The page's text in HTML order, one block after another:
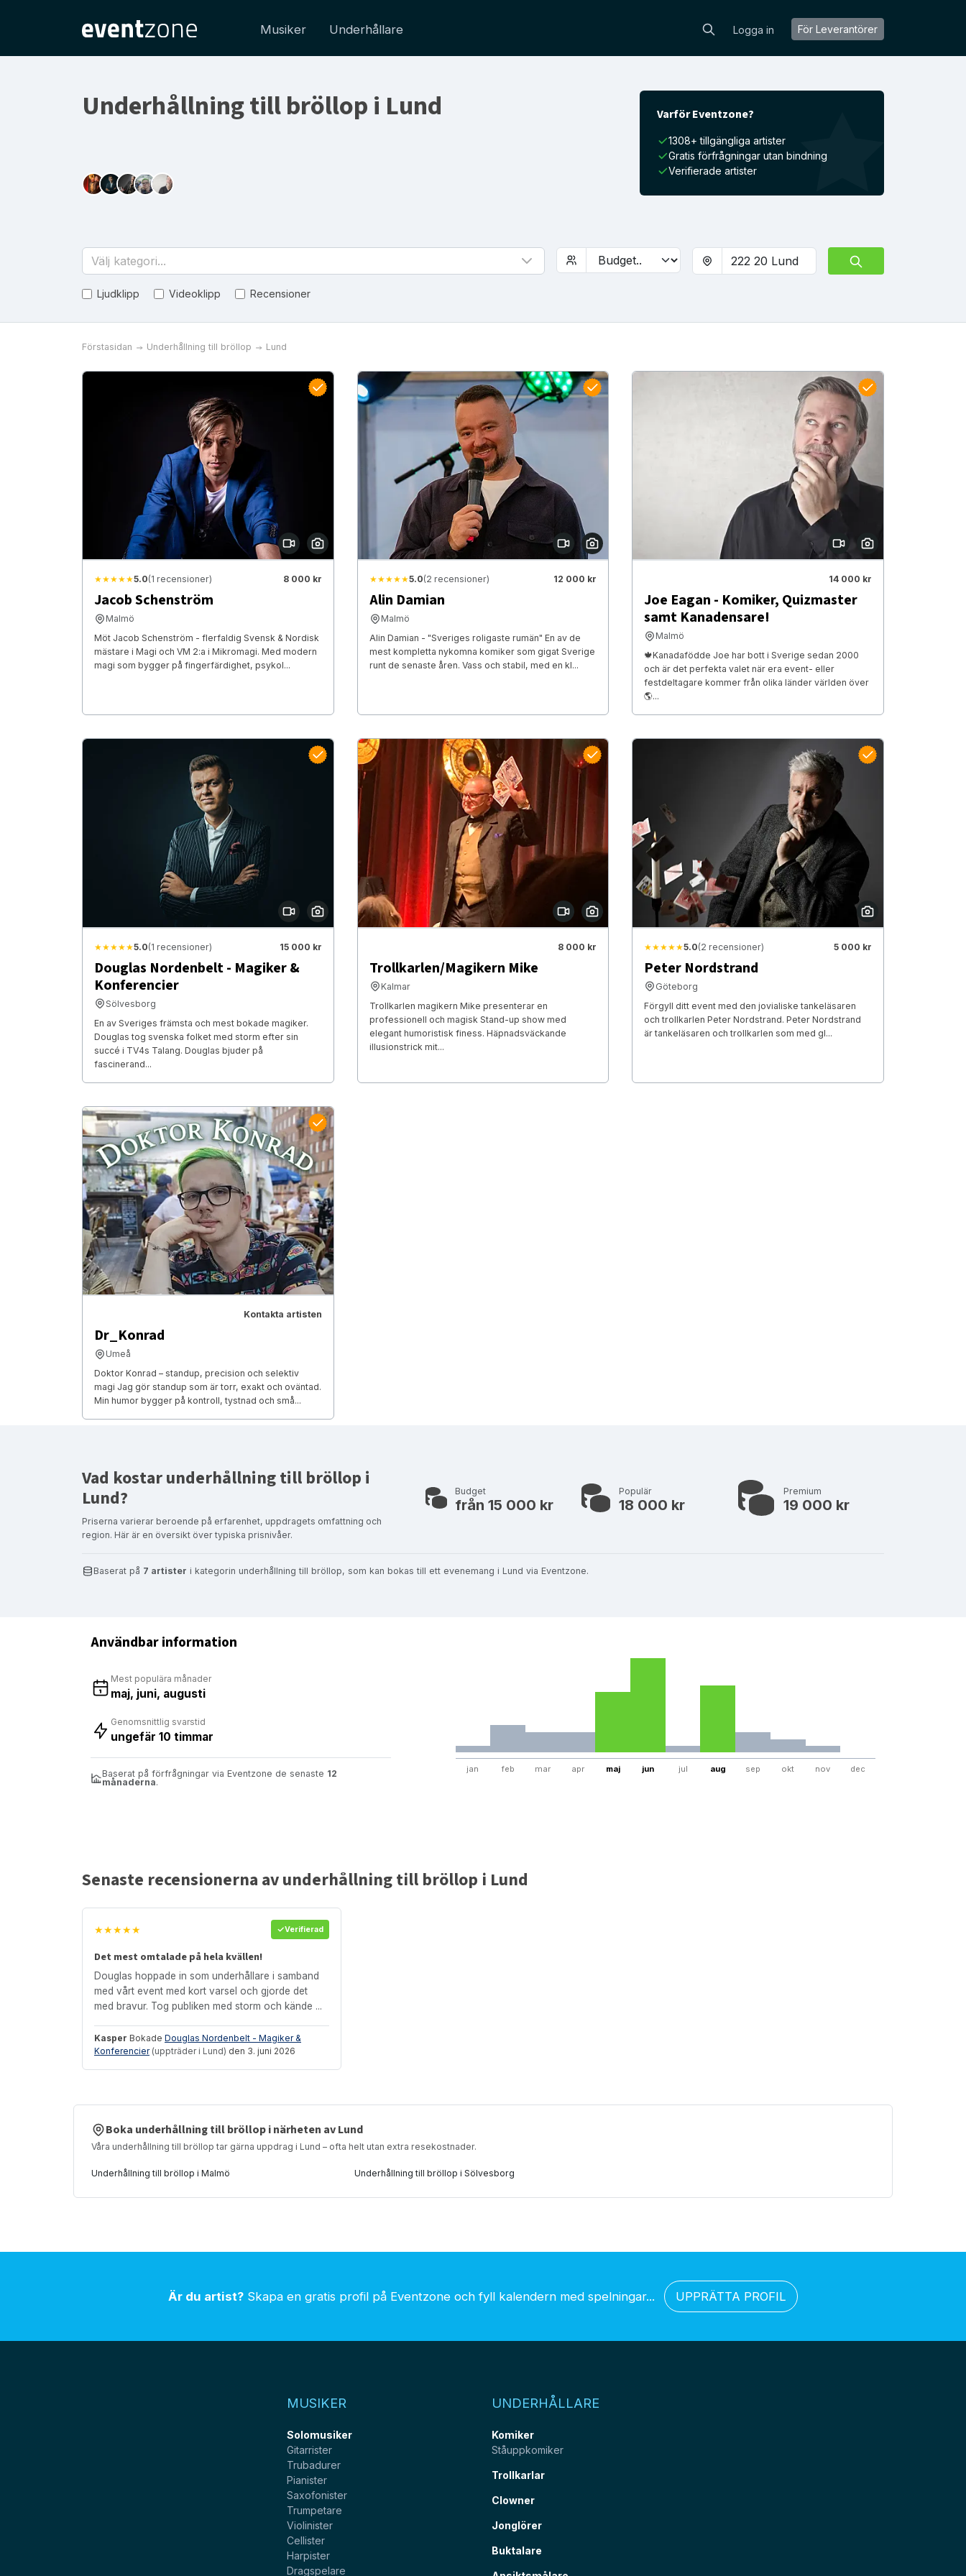
Musiker Underhållare Logga in För Leverantörer
Underhållning till bröllop i Lund Varför Eventzone?
1308+ tillgängliga artister
Gratis förfrågningar utan bindning
Verifierade artister
Välj kategori...
Ljudklipp Videoklipp Recensioner
Förstasidan Underhållning till bröllop Lund
★★★★★5.0(1 recensioner) 8 000 kr
Jacob Schenström
Malmö
Möt Jacob Schenström - flerfaldig Svensk & Nordisk
mästare i Magi och VM 2:a i Mikromagi. Med modern
magi som bygger på fingerfärdighet, psykol...
★★★★★5.0(2 recensioner) 12 000 kr
Alin Damian
Malmö
Alin Damian - "Sveriges roligaste rumän" En av de
mest kompletta nykomna komiker som gigat Sverige
runt de senaste åren. Vass och stabil, med en kl...
14 000 kr
Joe Eagan - Komiker, Quizmaster
samt Kanadensare!
Malmö
🍁Kanadafödde Joe har bott i Sverige sedan 2000
och är det perfekta valet när era event- eller
festdeltagare kommer från olika länder världen över
🌎...
★★★★★5.0(1 recensioner) 15 000 kr
Douglas Nordenbelt - Magiker &
Konferencier
Sölvesborg
En av Sveriges främsta och mest bokade magiker.
Douglas tog svenska folket med storm efter sin
succé i TV4s Talang. Douglas bjuder på
fascinerand...
8 000 kr
Trollkarlen/Magikern Mike
Kalmar
Trollkarlen magikern Mike presenterar en
professionell och magisk Stand-up show med
elegant humoristisk finess. Häpnadsväckande
illusionstrick mit...
★★★★★5.0(2 recensioner) 5 000 kr
Peter Nordstrand
Göteborg
Förgyll ditt event med den jovialiske tankeläsaren
och trollkarlen Peter Nordstrand. Peter Nordstrand
är tankeläsaren och trollkarlen som med gl...
Kontakta artisten
Dr_Konrad
Umeå
Doktor Konrad – standup, precision och selektiv
magi Jag gör standup som är torr, exakt och oväntad.
Min humor bygger på kontroll, tystnad och små...
Vad kostar underhållning till bröllop i
Lund?
Priserna varierar beroende på erfarenhet, uppdragets omfattning och
region. Här är en översikt över typiska prisnivåer.
Budget
från 15 000 kr
Populär
18 000 kr
Premium
19 000 kr
Baserat på 7 artister i kategorin underhållning till bröllop, som kan bokas till ett evenemang i Lund via Eventzone.
Användbar information
Mest populära månader
maj, juni, augusti
Genomsnittlig svarstid
ungefär 10 timmar
Baserat på förfrågningar via Eventzone de senaste 12
månaderna.
jan feb mar apr maj jun jul aug sep okt nov dec
Senaste recensionerna av underhållning till bröllop i Lund
★★★★★ Verifierad
Det mest omtalade på hela kvällen!
Douglas hoppade in som underhållare i samband
med vårt event med kort varsel och gjorde det
med bravur. Tog publiken med storm och kände ...
Kasper Bokade Douglas Nordenbelt - Magiker &
Konferencier (uppträder i Lund) den 3. juni 2026
Boka underhållning till bröllop i närheten av Lund
Våra underhållning till bröllop tar gärna uppdrag i Lund – ofta helt utan extra resekostnader.
Underhållning till bröllop i Malmö Underhållning till bröllop i Sölvesborg
Är du artist? Skapa en gratis profil på Eventzone och fyll kalendern med spelningar... UPPRÄTTA PROFIL
MUSIKER
Solomusiker
Gitarrister
Trubadurer
Pianister
Saxofonister
Trumpetare
Violinister
Cellister
Harpister
Dragspelare
UNDERHÅLLARE
Komiker
Ståuppkomiker
Trollkarlar
Clowner
Jonglörer
Buktalare